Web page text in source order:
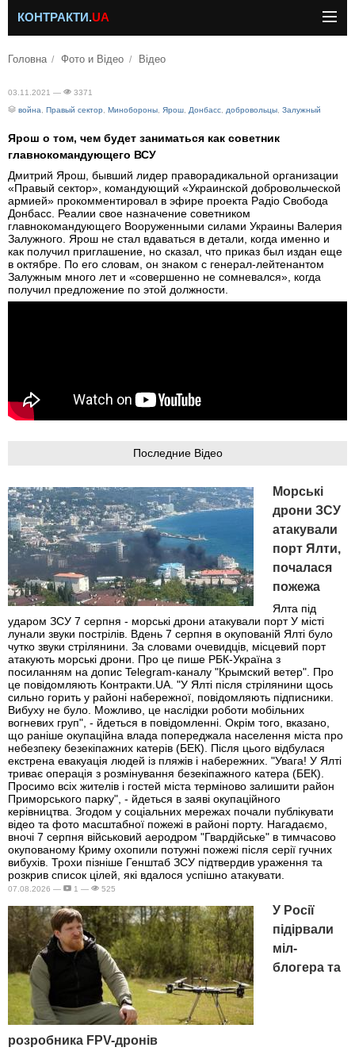
КОНТРАКТИ.UA
Головна Фото и Відео Відео
03.11.2021 —
3371
война
Правый сектор Минобороны Ярош Донбасс добровольцы Залужный
Ярош о том, чем будет заниматься как советник
главнокомандующего ВСУ
Дмитрий Ярош, бывший лидер праворадикальной организации
«Правый сектор», командующий «Украинской добровольческой
армией» прокомментировал в эфире проекта Радіо Свобода
Донбасс. Реалии свое назначение советником
главнокомандующего Вооруженными силами Украины Валерия
Залужного. Ярош не стал вдаваться в детали, когда именно и
как получил приглашение, но сказал, что приказ был издан еще
в октябре. По его словам, он знаком с генерал-лейтенантом
Залужным много лет и «совершенно не сомневался», когда
получил предложение по этой должности.
Последние Відео
Морські
дрони ЗСУ
атакували
порт Ялти,
почалася
пожежа
Ялта під
ударом ЗСУ 7 серпня - морські дрони атакували порт У місті
лунали звуки пострілів. Вдень 7 серпня в окупованій Ялті було
чутко звуки стрілянини. За словами очевидців, місцевий порт
атакують морські дрони. Про це пише РБК-Україна з
посиланням на допис Telegram-каналу "Крымский ветер". Про
це повідомляють Контракти.UA. "У Ялті після стрілянини щось
сильно горить у районі набережної, повідомляють підписники.
Вибуху не було. Можливо, це наслідки роботи мобільних
вогневих груп", - йдеться в повідомленні. Окрім того, вказано,
що раніше окупаційна влада попереджала населення міста про
небезпеку безекіпажних катерів (БЕК). Після цього відбулася
екстрена евакуація людей із пляжів і набережних. "Увага! У Ялті
триває операція з розмінування безекіпажного катера (БЕК).
Просимо всіх жителів і гостей міста терміново залишити район
Приморського парку", - йдеться в заяві окупаційного
керівництва. Згодом у соціальних мережах почали публікувати
відео та фото масштабної пожежі в районі порту. Нагадаємо,
вночі 7 серпня військовий аеродром "Гвардійське" в тимчасово
окупованому Криму охопили потужні пожежі після серії гучних
вибухів. Трохи пізніше Генштаб ЗСУ підтвердив ураження та
розкрив список цілей, які вдалося успішно атакувати.
07.08.2026 — 1 — 525
У Росії
підірвали
міл-
блогера та
розробника FPV-дронів